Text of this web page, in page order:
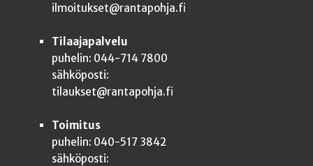
ilmoitukset@rantapohja.fi
Tilaajapalvelu
puhelin: 044-714 7800
sähköposti:
tilaukset@rantapohja.fi
Toimitus
puhelin: 040-517 3842
sähköposti: